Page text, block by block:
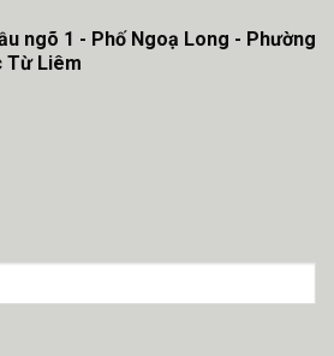
ngõ 1 - Phố Ngoạ Long - Phường
Từ Liêm